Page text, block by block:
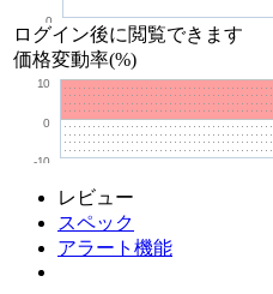
0
ログイン後に閲覧できます
価格変動率(%)
-10
0
10
レビュー
スペック
アラート機能